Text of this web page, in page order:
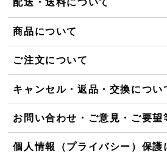
配送・送料について
商品について
ご注文について
キャンセル・返品・交換につい
お問い合わせ・ご意見・ご要望
個人情報（プライバシー）保護